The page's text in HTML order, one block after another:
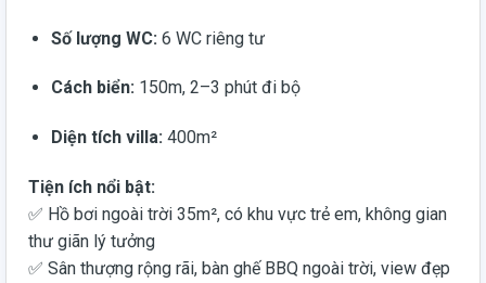
Số lượng WC: 6 WC riêng tư
Cách biển: 150m, 2–3 phút đi bộ
Diện tích villa: 400m²
Tiện ích nổi bật:
✅ Hồ bơi ngoài trời 35m², có khu vực trẻ em, không gian
thư giãn lý tưởng
✅ Sân thượng rộng rãi, bàn ghế BBQ ngoài trời, view đẹp